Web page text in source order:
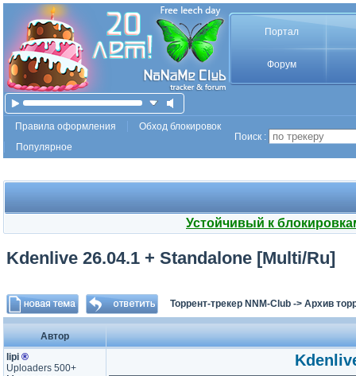
Портал
Форум
Правила оформления
Обход блокировок
Популярное
Поиск :
Устойчивый к
Kdenlive 26.04.1 + Standalone [Multi/Ru]
Торрент-трекер NNM-Club -> Архив
Автор
lipi ®
Uploaders 500+